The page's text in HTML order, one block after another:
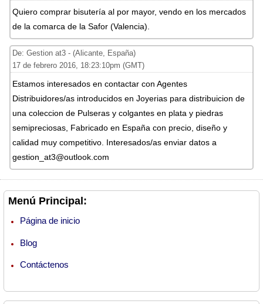
Quiero comprar bisutería al por mayor, vendo en los mercados
de la comarca de la Safor (Valencia).
De: Gestion at3 - (Alicante, España)
17 de febrero 2016, 18:23:10pm (GMT)
Estamos interesados en contactar con Agentes
Distribuidores/as introducidos en Joyerias para distribuicion de
una coleccion de Pulseras y colgantes en plata y piedras
semipreciosas, Fabricado en España con precio, diseño y
calidad muy competitivo. Interesados/as enviar datos a
gestion_at3@outlook.com
Menú Principal:
Página de inicio
Blog
Contáctenos